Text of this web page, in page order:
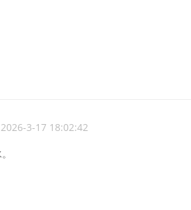
2026-3-17 18:02:42